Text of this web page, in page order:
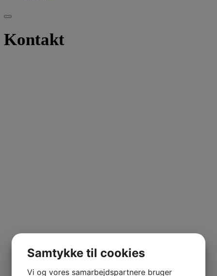
Kontakt
Samtykke til cookies
Vi og vores samarbejdspartnere bruger